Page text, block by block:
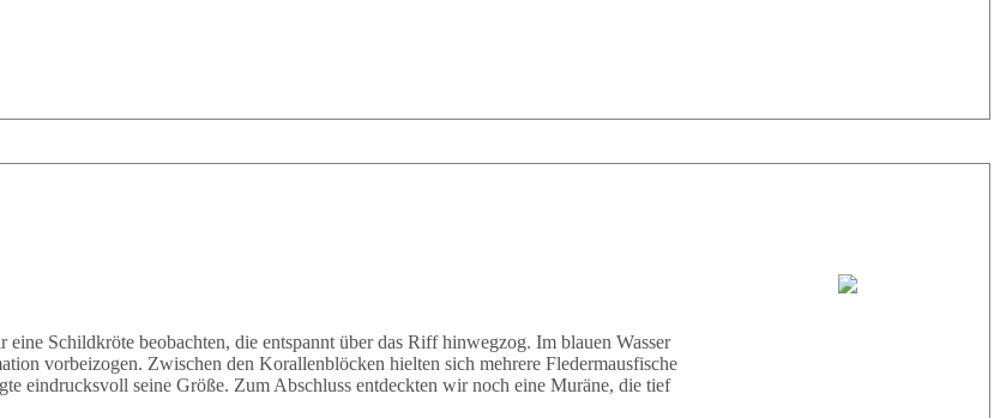
Schildkröte beobachten, die entspannt über das Riff hinwegzog. Im blauen Wasser
vorbeizogen. Zwischen den Korallenblöcken hielten sich mehrere Fledermausfische
eindrucksvoll seine Größe. Zum Abschluss entdeckten wir noch eine Muräne, die tief